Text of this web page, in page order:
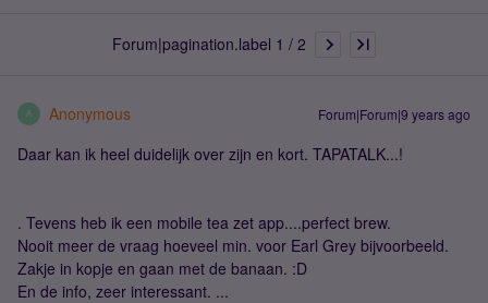
Forum|pagination.label 1 / 2
A Anonymous Forum|Forum|9 years ago
Daar kan ik heel duidelijk over zijn en kort. TAPATALK...!
. Tevens heb ik een mobile tea zet app....perfect brew.
Nooit meer de vraag hoeveel min. voor Earl Grey bijvoorbeeld.
Zakje in kopje en gaan met de banaan. :D
En de info, zeer interessant. ...